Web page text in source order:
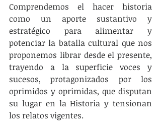
Comprendemos el hacer historia
como un aporte sustantivo y
estratégico para alimentar y
potenciar la batalla cultural que nos
proponemos librar desde el presente,
trayendo a la superficie voces y
sucesos, protagonizados por los
oprimidos y oprimidas, que disputan
su lugar en la Historia y tensionan
los relatos vigentes.